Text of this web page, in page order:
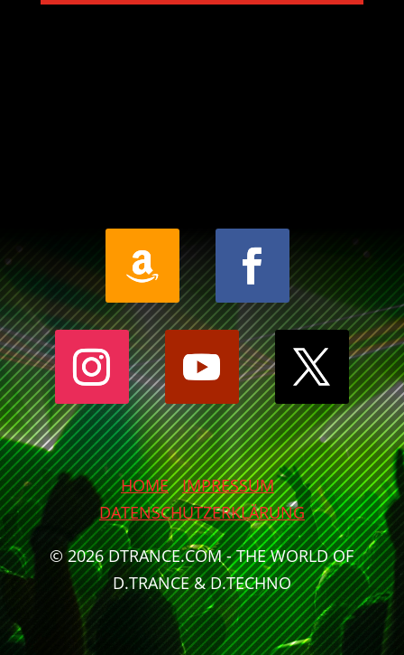
HOME
IMPRESSUM
DATENSCHUTZERKLÄRUNG
© 2026 DTRANCE.COM - THE WORLD OF
D.TRANCE & D.TECHNO